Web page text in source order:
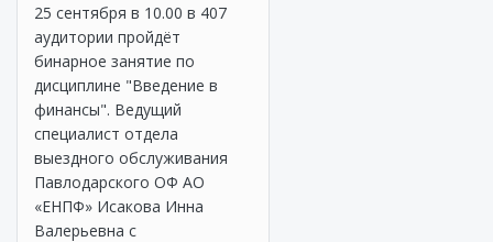
25 сентября в 10.00 в 407
аудитории пройдёт
бинарное занятие по
дисциплине "Введение в
финансы". Ведущий
специалист отдела
выездного обслуживания
Павлодарского ОФ АО
«ЕНПФ» Исакова Инна
Валерьевна с